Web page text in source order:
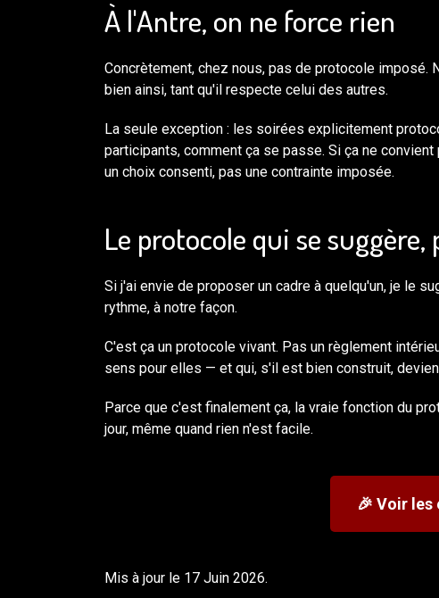
À l'Antre, on ne force rien
Concrètement, chez nous, pas de protocole imposé.
bien ainsi, tant qu'il respecte celui des autres.
La seule exception : les soirées explicitement
participants, comment ça se passe. Si ça ne
un choix consenti, pas une contrainte imposée.
Le protocole qui se suggère,
Si j'ai envie de proposer un cadre à quelqu'un, je le
rythme, à notre façon.
C'est ça un protocole vivant. Pas un règlement
sens pour elles — et qui, s'il est bien construit,
Parce que c'est finalement ça, la vraie fonction du
jour, même quand rien n'est facile.
🎉 Voir les
Mis à jour le 17 Juin 2026.